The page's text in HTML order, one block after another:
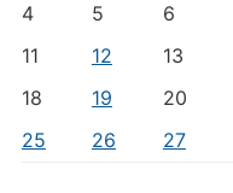
4
5 6
11
12 13
18
19 20
25
26 27